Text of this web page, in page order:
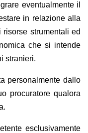
eventualmente il
in relazione alla
strumentali ed
che si intende
stranieri.
personalmente dallo
procuratore qualora
esclusivamente